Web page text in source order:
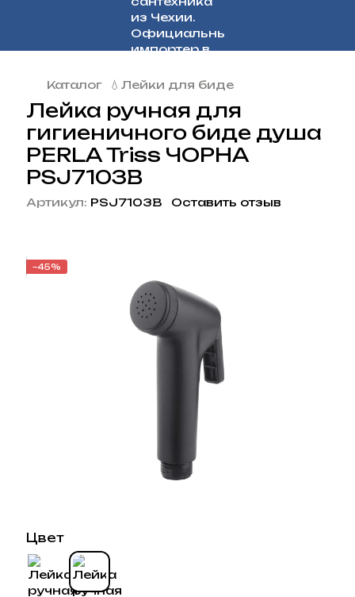
Каталог 💧Лейки для биде
Лейка ручная для
гигиеничного биде душа
PERLA Triss ЧОРНА
PSJ7103B
Артикул: PSJ7103B Оставить отзыв
−45%
Цвет